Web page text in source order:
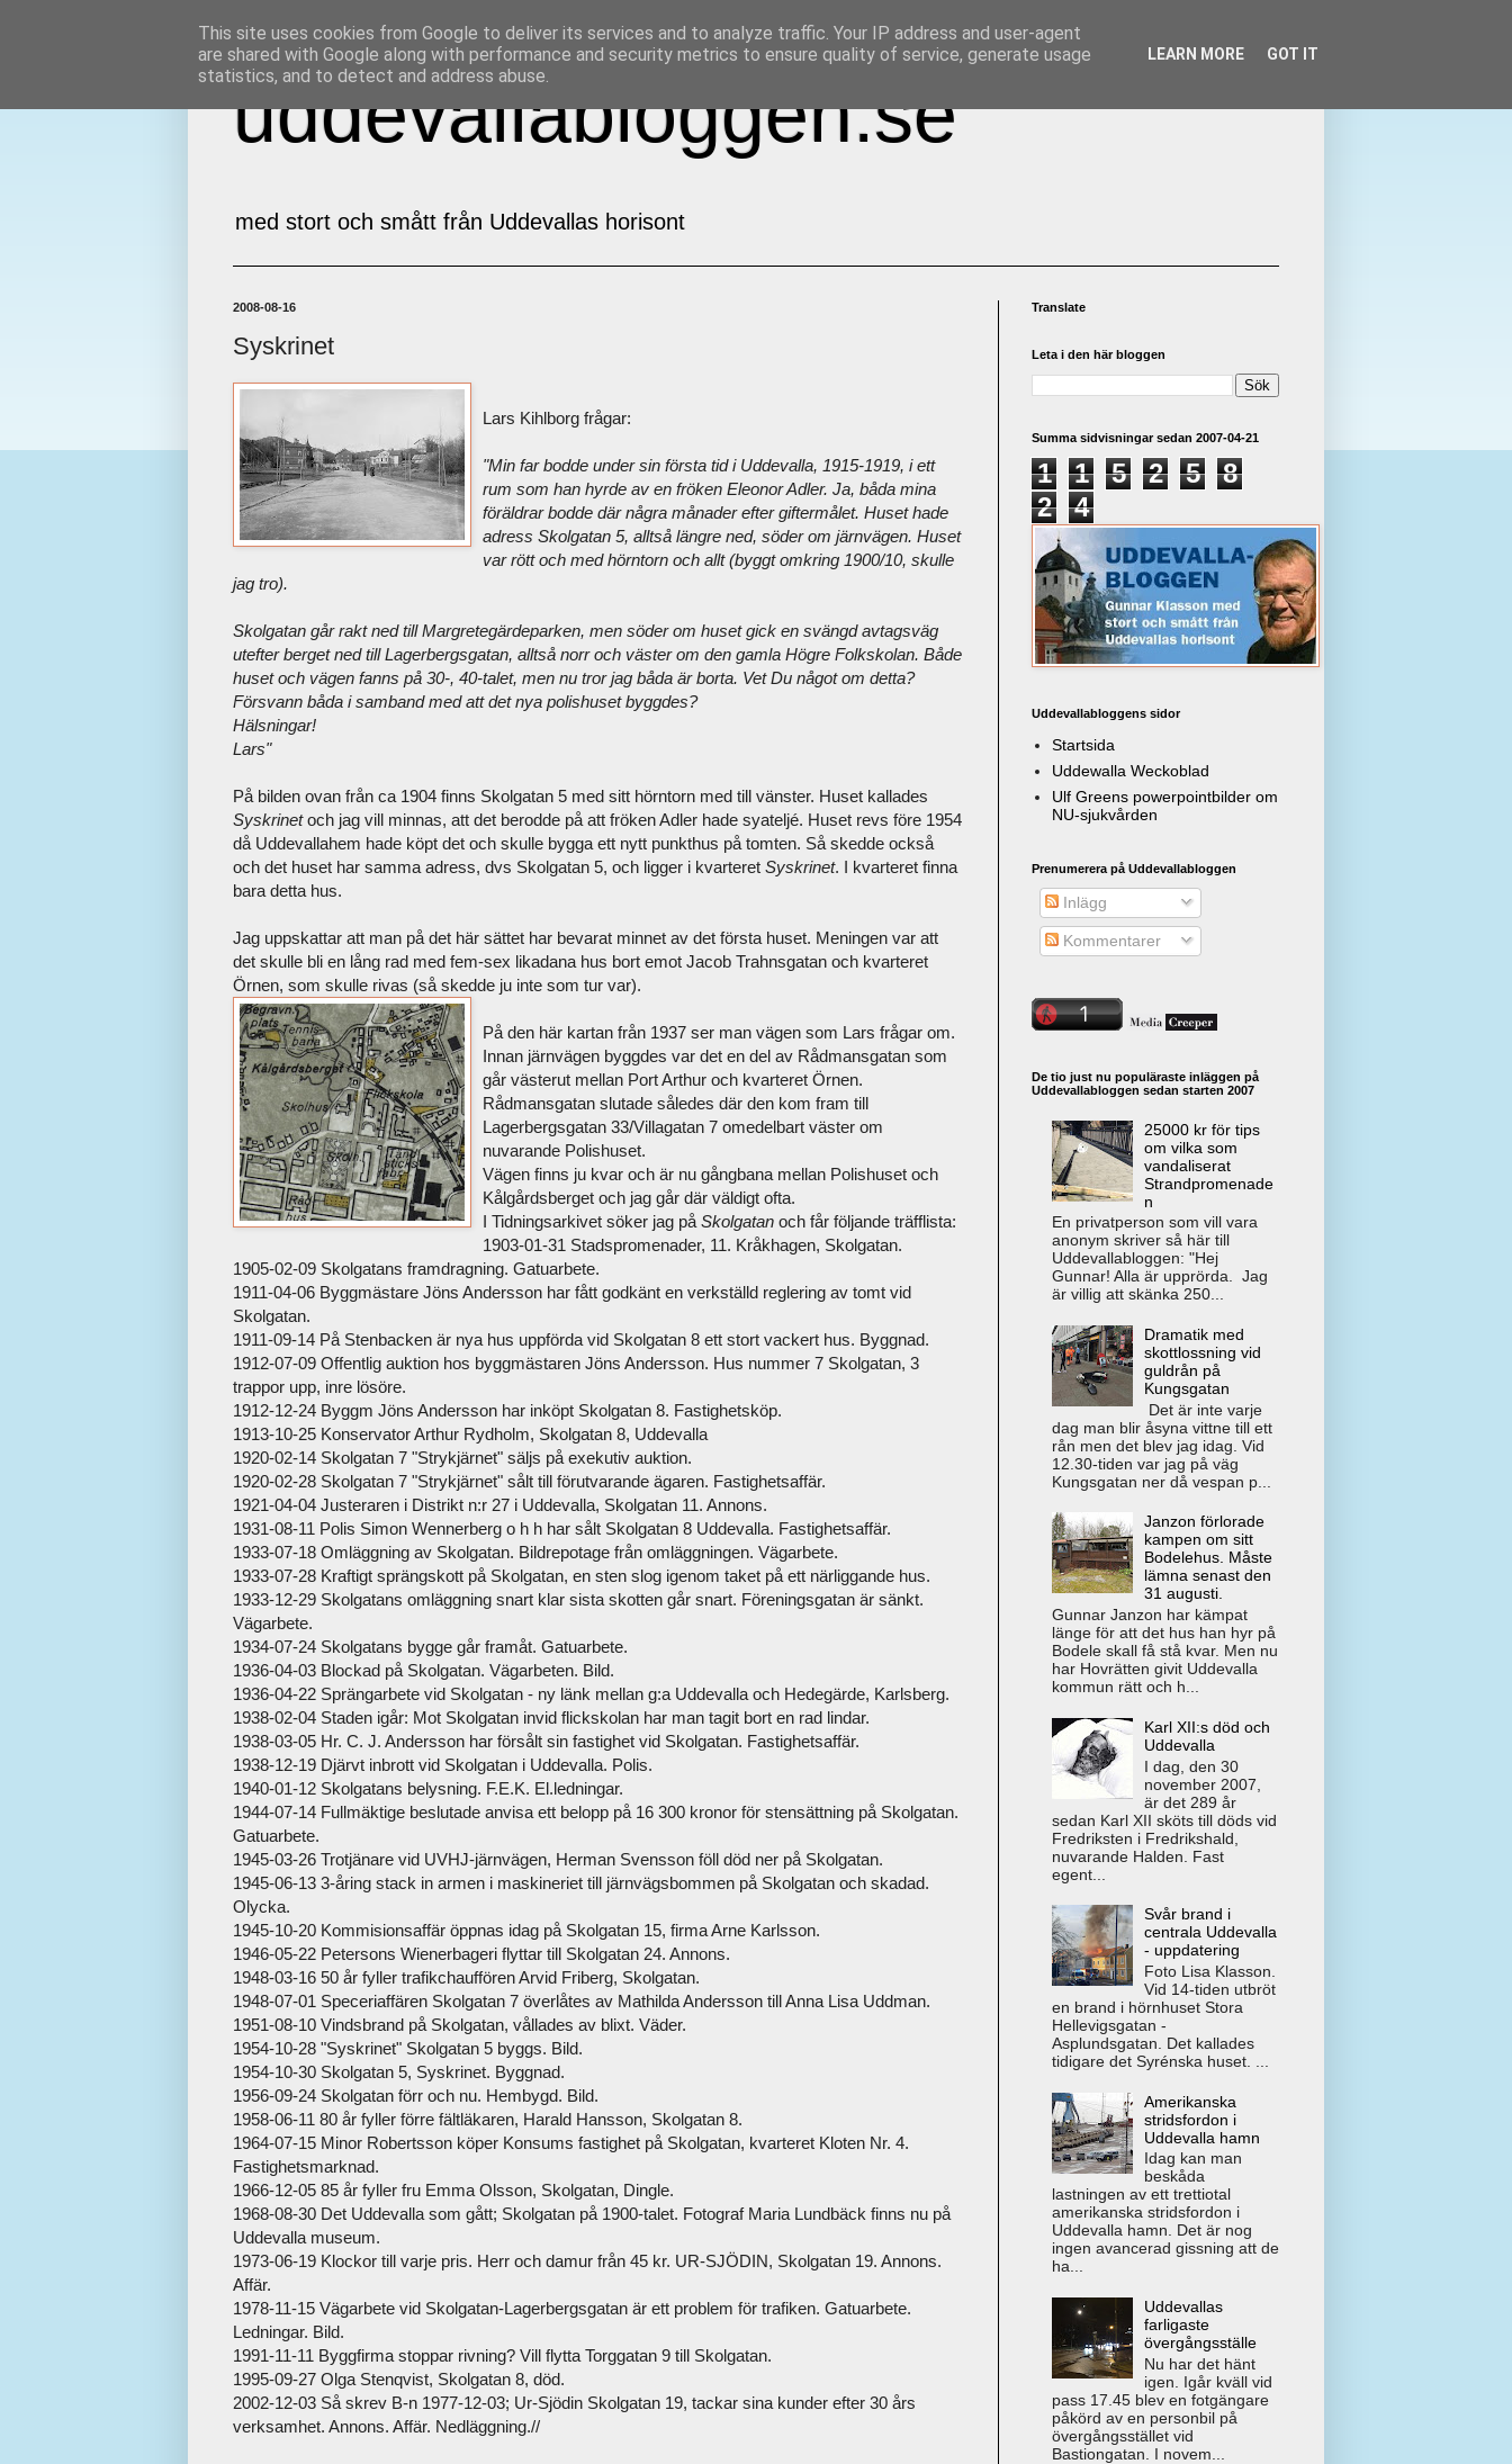
uddevallabloggen.se
med stort och smått från Uddevallas horisont
2008-08-16
Syskrinet
Lars Kihlborg frågar:
"Min far bodde under sin första tid i Uddevalla, 1915-1919, i ett
rum som han hyrde av en fröken Eleonor Adler. Ja, båda mina
föräldrar bodde där några månader efter giftermålet. Huset hade
adress Skolgatan 5, alltså längre ned, söder om järnvägen. Huset
var rött och med hörntorn och allt (byggt omkring 1900/10, skulle
jag tro).
Skolgatan går rakt ned till Margretegärdeparken, men söder om huset gick en svängd avtagsväg
utefter berget ned till Lagerbergsgatan, alltså norr och väster om den gamla Högre Folkskolan. Både
huset och vägen fanns på 30-, 40-talet, men nu tror jag båda är borta. Vet Du något om detta?
Försvann båda i samband med att det nya polishuset byggdes?
Hälsningar!
Lars"
På bilden ovan från ca 1904 finns Skolgatan 5 med sitt hörntorn med till vänster. Huset kallades
Syskrinetoch jag vill minnas, att det berodde på att fröken Adler hade syateljé. Huset revs före 1954
då Uddevallahem hade köpt det och skulle bygga ett nytt punkthus på tomten. Så skedde också
och det huset har samma adress, dvs Skolgatan 5, och ligger i kvarteret Syskrinet. I kvarteret finna
bara detta hus.
Jag uppskattar att man på det här sättet har bevarat minnet av det första huset. Meningen var att
det skulle bli en lång rad med fem-sex likadana hus bort emot Jacob Trahnsgatan och kvarteret
Örnen, som skulle rivas (så skedde ju inte som tur var).
På den här kartan från 1937 ser man vägen som Lars frågar om.
Innan järnvägen byggdes var det en del av Rådmansgatan som
går västerut mellan Port Arthur och kvarteret Örnen.
Rådmansgatan slutade således där den kom fram till
Lagerbergsgatan 33/Villagatan 7 omedelbart väster om
nuvarande Polishuset.
Vägen finns ju kvar och är nu gångbana mellan Polishuset och
Kålgårdsberget och jag går där väldigt ofta.
I Tidningsarkivet söker jag på Skolgatan och får följande träfflista:
1903-01-31 Stadspromenader, 11. Kråkhagen, Skolgatan.
1905-02-09 Skolgatans framdragning. Gatuarbete.
1911-04-06 Byggmästare Jöns Andersson har fått godkänt en verkställd reglering av tomt vid
Skolgatan.
1911-09-14 På Stenbacken är nya hus uppförda vid Skolgatan 8 ett stort vackert hus. Byggnad.
1912-07-09 Offentlig auktion hos byggmästaren Jöns Andersson. Hus nummer 7 Skolgatan, 3
trappor upp, inre lösöre.
1912-12-24 Byggm Jöns Andersson har inköpt Skolgatan 8. Fastighetsköp.
1913-10-25 Konservator Arthur Rydholm, Skolgatan 8, Uddevalla
1920-02-14 Skolgatan 7 "Strykjärnet" säljs på exekutiv auktion.
1920-02-28 Skolgatan 7 "Strykjärnet" sålt till förutvarande ägaren. Fastighetsaffär.
1921-04-04 Justeraren i Distrikt n:r 27 i Uddevalla, Skolgatan 11. Annons.
1931-08-11 Polis Simon Wennerberg o h h har sålt Skolgatan 8 Uddevalla. Fastighetsaffär.
1933-07-18 Omläggning av Skolgatan. Bildrepotage från omläggningen. Vägarbete.
1933-07-28 Kraftigt sprängskott på Skolgatan, en sten slog igenom taket på ett närliggande hus.
1933-12-29 Skolgatans omläggning snart klar sista skotten går snart. Föreningsgatan är sänkt.
Vägarbete.
1934-07-24 Skolgatans bygge går framåt. Gatuarbete.
1936-04-03 Blockad på Skolgatan. Vägarbeten. Bild.
1936-04-22 Sprängarbete vid Skolgatan - ny länk mellan g:a Uddevalla och Hedegärde, Karlsberg.
1938-02-04 Staden igår: Mot Skolgatan invid flickskolan har man tagit bort en rad lindar.
1938-03-05 Hr. C. J. Andersson har försålt sin fastighet vid Skolgatan. Fastighetsaffär.
1938-12-19 Djärvt inbrott vid Skolgatan i Uddevalla. Polis.
1940-01-12 Skolgatans belysning. F.E.K. El.ledningar.
1944-07-14 Fullmäktige beslutade anvisa ett belopp på 16 300 kronor för stensättning på Skolgatan.
Gatuarbete.
1945-03-26 Trotjänare vid UVHJ-järnvägen, Herman Svensson föll död ner på Skolgatan.
1945-06-13 3-åring stack in armen i maskineriet till järnvägsbommen på Skolgatan och skadad.
Olycka.
1945-10-20 Kommisionsaffär öppnas idag på Skolgatan 15, firma Arne Karlsson.
1946-05-22 Petersons Wienerbageri flyttar till Skolgatan 24. Annons.
1948-03-16 50 år fyller trafikchauffören Arvid Friberg, Skolgatan.
1948-07-01 Speceriaffären Skolgatan 7 överlåtes av Mathilda Andersson till Anna Lisa Uddman.
1951-08-10 Vindsbrand på Skolgatan, vållades av blixt. Väder.
1954-10-28 "Syskrinet" Skolgatan 5 byggs. Bild.
1954-10-30 Skolgatan 5, Syskrinet. Byggnad.
1956-09-24 Skolgatan förr och nu. Hembygd. Bild.
1958-06-11 80 år fyller förre fältläkaren, Harald Hansson, Skolgatan 8.
1964-07-15 Minor Robertsson köper Konsums fastighet på Skolgatan, kvarteret Kloten Nr. 4.
Fastighetsmarknad.
1966-12-05 85 år fyller fru Emma Olsson, Skolgatan, Dingle.
1968-08-30 Det Uddevalla som gått; Skolgatan på 1900-talet. Fotograf Maria Lundbäck finns nu på
Uddevalla museum.
1973-06-19 Klockor till varje pris. Herr och damur från 45 kr. UR-SJÖDIN, Skolgatan 19. Annons.
Affär.
1978-11-15 Vägarbete vid Skolgatan-Lagerbergsgatan är ett problem för trafiken. Gatuarbete.
Ledningar. Bild.
1991-11-11 Byggfirma stoppar rivning? Vill flytta Torggatan 9 till Skolgatan.
1995-09-27 Olga Stenqvist, Skolgatan 8, död.
2002-12-03 Så skrev B-n 1977-12-03; Ur-Sjödin Skolgatan 19, tackar sina kunder efter 30 års
verksamhet. Annons. Affär. Nedläggning.//
Translate
Leta i den här bloggen
Summa sidvisningar sedan 2007-04-21
1 1 5 2 5
8
2
4
Uddevallabloggens sidor
Startsida
Uddewalla Weckoblad
Ulf Greens powerpointbilder om
NU-sjukvården
Prenumerera på Uddevallabloggen
Inlägg
Kommentarer
De tio just nu populäraste inläggen på
Uddevallabloggen sedan starten 2007
25000 kr för tips
om vilka som
vandaliserat
Strandpromenade
n
En privatperson som vill vara
anonym skriver så här till
Uddevallabloggen: "Hej
Gunnar! Alla är upprörda. Jag
är villig att skänka 250...
Dramatik med
skottlossning vid
guldrån på
Kungsgatan
Det är inte varje
dag man blir åsyna vittne till ett
rån men det blev jag idag. Vid
12.30-tiden var jag på väg
Kungsgatan ner då vespan p...
Janzon förlorade
kampen om sitt
Bodelehus. Måste
lämna senast den
31 augusti.
Gunnar Janzon har kämpat
länge för att det hus han hyr på
Bodele skall få stå kvar. Men nu
har Hovrätten givit Uddevalla
kommun rätt och h...
Karl XII:s död och
Uddevalla
I dag, den 30
november 2007,
är det 289 år
sedan Karl XII sköts till döds vid
Fredriksten i Fredrikshald,
nuvarande Halden. Fast
egent...
Svår brand i
centrala Uddevalla
- uppdatering
Foto Lisa Klasson.
Vid 14-tiden utbröt
en brand i hörnhuset Stora
Hellevigsgatan -
Asplundsgatan. Det kallades
tidigare det Syrénska huset. ...
Amerikanska
stridsfordon i
Uddevalla hamn
Idag kan man
beskåda
lastningen av ett trettiotal
amerikanska stridsfordon i
Uddevalla hamn. Det är nog
ingen avancerad gissning att de
ha...
Uddevallas
farligaste
övergångsställe
Nu har det hänt
igen. Igår kväll vid
pass 17.45 blev en fotgängare
påkörd av en personbil på
övergångsstället vid
Bastiongatan. I novem...
This site uses cookies from Google to deliver its services and to analyze traffic. Your IP address and user-agent
are shared with Google along with performance and security metrics to ensure quality of service, generate usage
statistics, and to detect and address abuse.
LEARN MORE GOT IT